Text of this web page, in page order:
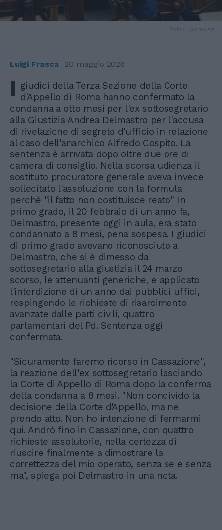
Luigi Frasca 20 maggio 2026
I giudici della Terza Sezione della Corte
d'Appello di Roma hanno confermato la
condanna a otto mesi per l'ex sottosegretario
alla Giustizia Andrea Delmastro per l'accusa
di rivelazione di segreto d'ufficio in relazione
al caso dell'anarchico Alfredo Cospito. La
sentenza è arrivata dopo oltre due ore di
camera di consiglio. Nella scorsa udienza il
sostituto procuratore generale aveva invece
sollecitato l'assoluzione con la formula
perché "il fatto non costituisce reato" In
primo grado, il 20 febbraio di un anno fa,
Delmastro, presente oggi in aula, era stato
condannato a 8 mesi, pena sospesa. I giudici
di primo grado avevano riconosciuto a
Delmastro, che si è dimesso da
sottosegretario alla giustizia il 24 marzo
scorso, le attenuanti generiche, e applicato
l'interdizione di un anno dai pubblici uffici,
respingendo le richieste di risarcimento
avanzate dalle parti civili, quattro
parlamentari del Pd. Sentenza oggi
confermata.
"Sicuramente faremo ricorso in Cassazione",
la reazione dell'ex sottosegretario lasciando
la Corte di Appello di Roma dopo la conferma
della condanna a 8 mesi. "Non condivido la
decisione della Corte d'Appello, ma ne
prendo atto. Non ho intenzione di fermarmi
qui. Andrò fino in Cassazione, con quattro
richieste assolutorie, nella certezza di
riuscire finalmente a dimostrare la
correttezza del mio operato, senza se e senza
ma", spiega poi Delmastro in una nota.